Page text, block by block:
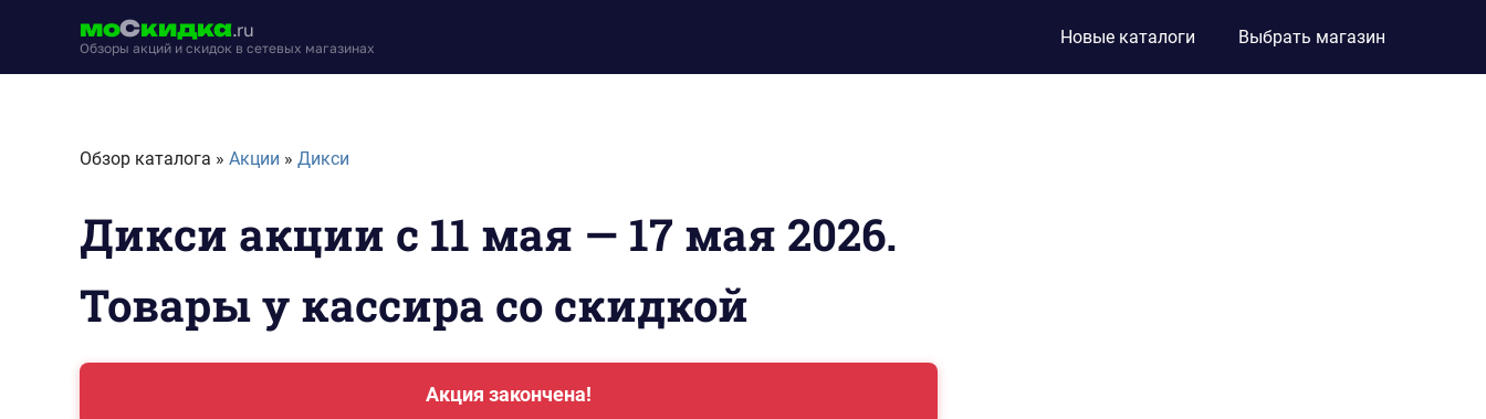
моСкидка.ru
Обзоры акций и скидок в сетевых магазинах
moskidka.ru
Новые каталоги Выбрать магазин
Обзор каталога » Акции » Дикси
Дикси акции с 11 мая — 17 мая 2026.
Товары у кассира со скидкой
Акция закончена!